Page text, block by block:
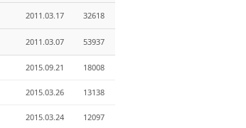
2011.03.17 32618
2011.03.07 53937
2015.09.21 18008
2015.03.26 13138
2015.03.24 12097